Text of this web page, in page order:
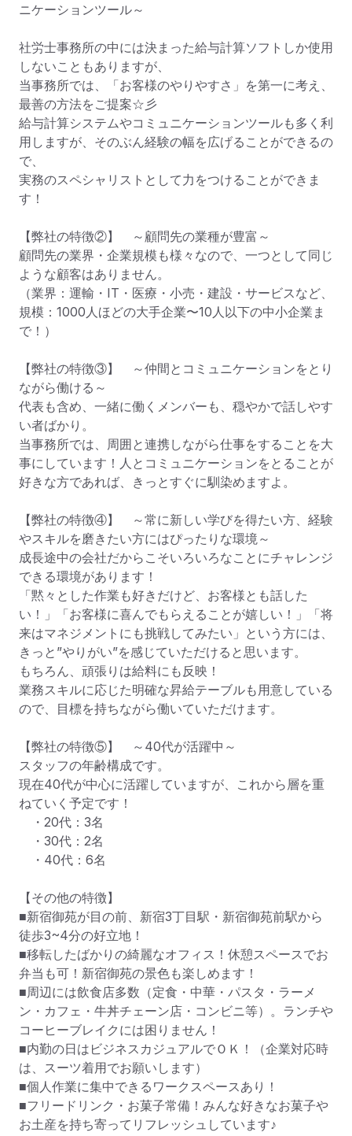
ニケーションツール～
社労士事務所の中には決まった給与計算ソフトしか使用
しないこともありますが、
当事務所では、「お客様のやりやすさ」を第一に考え、
最善の方法をご提案☆彡
給与計算システムやコミュニケーションツールも多く利
用しますが、そのぶん経験の幅を広げることができるの
で、
実務のスペシャリストとして力をつけることができま
す！
【弊社の特徴②】　～顧問先の業種が豊富～
顧問先の業界・企業規模も様々なので、一つとして同じ
ような顧客はありません。
（業界：運輸・IT・医療・小売・建設・サービスなど、
規模：1000人ほどの大手企業〜10人以下の中小企業ま
で！）
【弊社の特徴③】　～仲間とコミュニケーションをとり
ながら働ける～
代表も含め、一緒に働くメンバーも、穏やかで話しやす
い者ばかり。
当事務所では、周囲と連携しながら仕事をすることを大
事にしています！人とコミュニケーションをとることが
好きな方であれば、きっとすぐに馴染めますよ。
【弊社の特徴④】　～常に新しい学びを得たい方、経験
やスキルを磨きたい方にはぴったりな環境～
成長途中の会社だからこそいろいろなことにチャレンジ
できる環境があります！
「黙々とした作業も好きだけど、お客様とも話した
い！」「お客様に喜んでもらえることが嬉しい！」「将
来はマネジメントにも挑戦してみたい」という方には、
きっと”やりがい”を感じていただけると思います。
もちろん、頑張りは給料にも反映！
業務スキルに応じた明確な昇給テーブルも用意している
ので、目標を持ちながら働いていただけます。
【弊社の特徴⑤】　～40代が活躍中～
スタッフの年齢構成です。
現在40代が中心に活躍していますが、これから層を重
ねていく予定です！
・20代：3名
・30代：2名
・40代：6名
【その他の特徴】
■新宿御苑が目の前、新宿3丁目駅・新宿御苑前駅から
徒歩3~4分の好立地！
■移転したばかりの綺麗なオフィス！休憩スペースでお
弁当も可！新宿御苑の景色も楽しめます！
■周辺には飲食店多数（定食・中華・パスタ・ラーメ
ン・カフェ・牛丼チェーン店・コンビニ等）。ランチや
コーヒーブレイクには困りません！
■内勤の日はビジネスカジュアルでＯＫ！（企業対応時
は、スーツ着用でお願いします）
■個人作業に集中できるワークスペースあり！
■フリードリンク・お菓子常備！みんな好きなお菓子や
お土産を持ち寄ってリフレッシュしています♪